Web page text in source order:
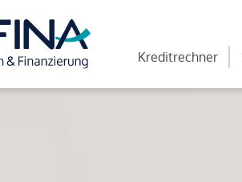
Kreditrechner